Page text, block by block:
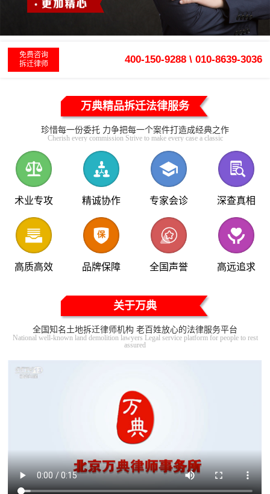
免费咨询
拆迁律师
400-150-9288 \ 010-8639-3036
万典精品拆迁法律服务
珍惜每一份委托 力争把每一个案件打造成经典之作
Cherish every commission Strive to make every case a classic
术业专攻 精诚协作 专家会诊 深查真相
高质高效 品牌保障 全国声誉 高远追求
关于万典
全国知名土地拆迁律师机构 老百姓放心的法律服务平台
National well-known land demolition lawyers Legal service platform for people to rest
assured